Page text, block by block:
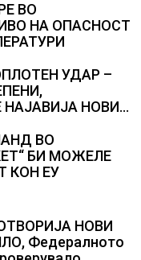
ВО
НА ОПАСНОСТ
УДАР –
НОВИ
ВО
БИ МОЖЕЛЕ
КОН ЕУ
НОВИ
Федералното